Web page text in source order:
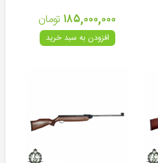
۱۸۵,۰۰۰,۰۰۰ تومان
افزودن به سبد خرید